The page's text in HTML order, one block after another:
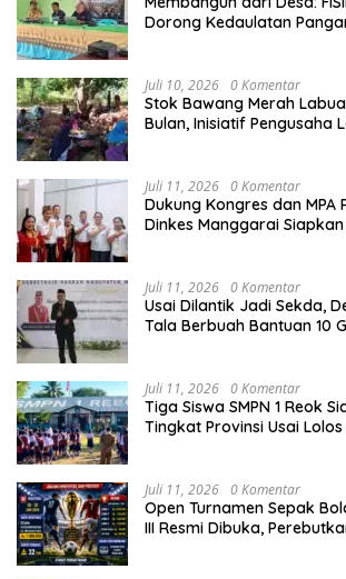
Dorong Kedaulatan
Juli 10, 2026 0 Komentar
Stok Bawang Merah
Bulan, Inisiatif Pengusaha
Juli 11, 2026 0 Komentar
Dukung Kongres dan MPA
Dinkes Manggarai
Juli 11, 2026 0 Komentar
Usai Dilantik Jadi Sekda,
Tala Berbuah Bantuan 10
Juli 11, 2026 0 Komentar
Tiga Siswa SMPN 1 Reok
Tingkat Provinsi Usai
Juli 11, 2026 0 Komentar
Open Turnamen Sepak
III Resmi Dibuka,